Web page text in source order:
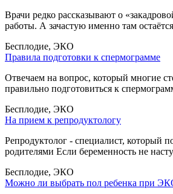
Врачи редко рассказывают о
работы. А зачастую именно там
Бесплодие, ЭКО
Правила подготовки к спермограмме
Отвечаем на вопрос, который многие
правильно подготовиться к
Бесплодие, ЭКО
На прием к репродуктологу
Репродуктолог - специалист, который
родителями Если беременность не
Бесплодие, ЭКО
Можно ли выбрать пол ребенка при